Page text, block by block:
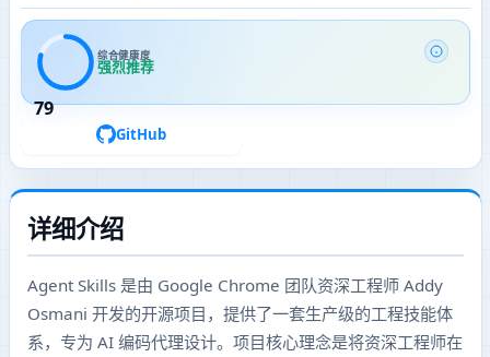
79
综合健康度
强烈推荐
GitHub
详细介绍
Agent Skills 是由 Google Chrome 团队资深工程师 Addy
Osmani 开发的开源项目，提供了一套生产级的工程技能体
系，专为 AI 编码代理设计。项目核心理念是将资深工程师在